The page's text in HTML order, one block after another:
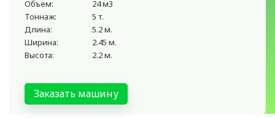
Объем:
24 м3
Тоннаж:
5 т.
Длина:
5.2 м.
Ширина:
2.45 м.
Высота:
2.2 м.
Заказать машину